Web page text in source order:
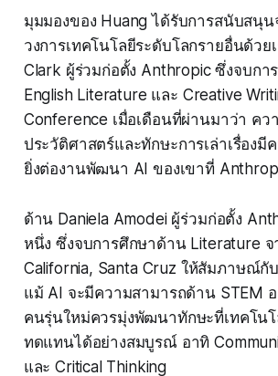
มุมมองของ Huang ได้รับการสนับสนุ
วงการเทคโนโลยีระดับโลกรายอื่นด้วย
Clark ผู้ร่วมก่อตั้ง Anthropic ซึ่งจบกา
English Literature และ Creative
Conference เมื่อเดือนที่ผ่านมาว่า คว
ประวัติศาสตร์และทักษะการเล่าเรื่องมี
ยิ่งต่องานพัฒนา AI ของเขาที่
ด้าน Daniela Amodei ผู้ร่วมก่อตั้ง
หนึ่ง ซึ่งจบการศึกษาด้าน Literature จ
California, Santa Cruz ให้สัมภาษณ์กั
แม้ AI จะมีความสามารถด้าน STEM
คนรุ่นใหม่ควรมุ่งพัฒนาทักษะที่เทคโนโ
ทดแทนได้อย่างสมบูรณ์ อาทิ
และ Critical Thinking